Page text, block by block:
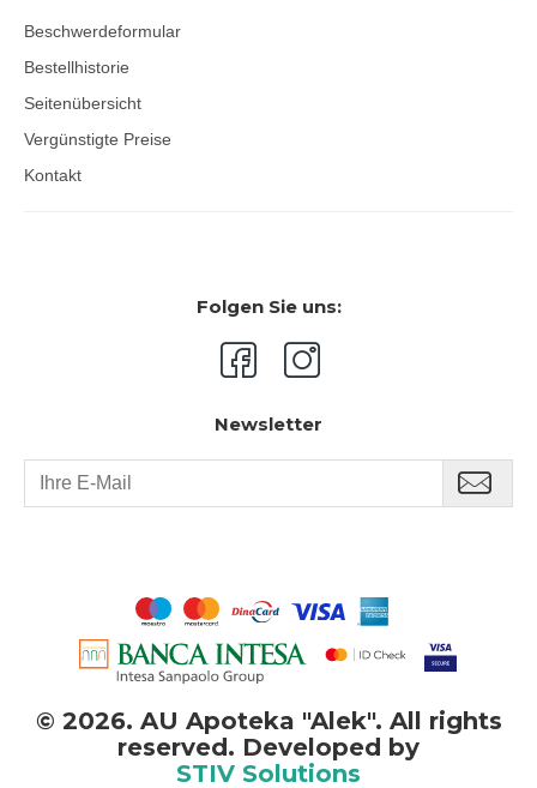
Beschwerdeformular
Bestellhistorie
Seitenübersicht
Vergünstigte Preise
Kontakt
Folgen Sie uns:
Newsletter
© 2026. AU Apoteka "Alek". All rights
reserved. Developed by
STIV Solutions